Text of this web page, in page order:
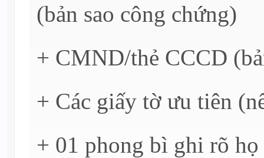
(bản sao công chứng)
+ CMND/thẻ CCCD
+ Các giấy tờ ưu tiên
+ 01 phong bì ghi rõ